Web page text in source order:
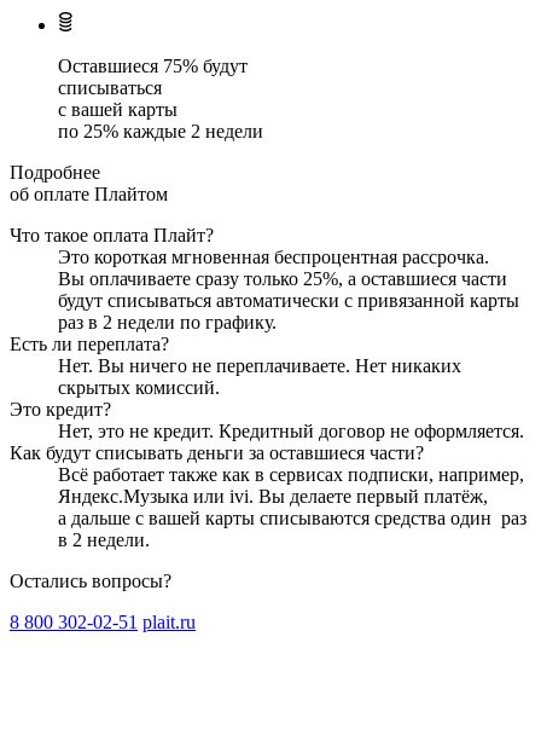
Оставшиеся 75% будут
списываться
с вашей карты
по 25% каждые 2 недели
Подробнее
об оплате Плайтом
Что такое оплата Плайт?
Это короткая мгновенная беспроцентная рассрочка.
Вы оплачиваете сразу только 25%, а оставшиеся части
будут списываться автоматически с привязанной карты
раз в 2 недели по графику.
Есть ли переплата?
Нет. Вы ничего не переплачиваете. Нет никаких
скрытых комиссий.
Это кредит?
Нет, это не кредит. Кредитный договор не оформляется.
Как будут списывать деньги за оставшиеся части?
Всё работает также как в сервисах подписки, например,
Яндекс.Музыка или ivi. Вы делаете первый платёж,
а дальше с вашей карты списываются средства один раз
в 2 недели.
Остались вопросы?
8 800 302-02-51 plait.ru